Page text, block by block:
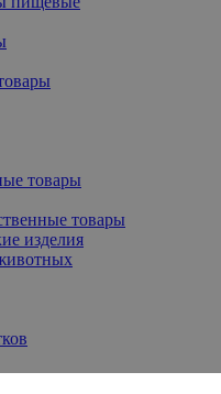
товары
товары
изделия